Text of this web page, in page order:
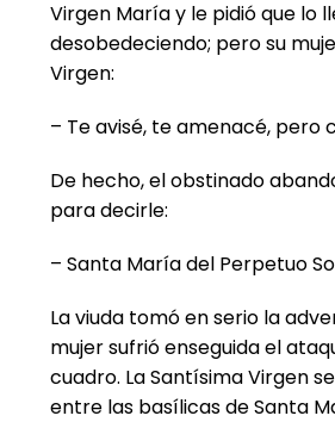
Virgen María y le pidió que lo
desobedeciendo; pero su
Virgen:
– Te avisé, te amenacé, pero
De hecho, el obstinado
para decirle:
– Santa María del Perpetuo
La viuda tomó en serio la
mujer sufrió enseguida el
cuadro. La Santísima Virgen
entre las basílicas de Santa